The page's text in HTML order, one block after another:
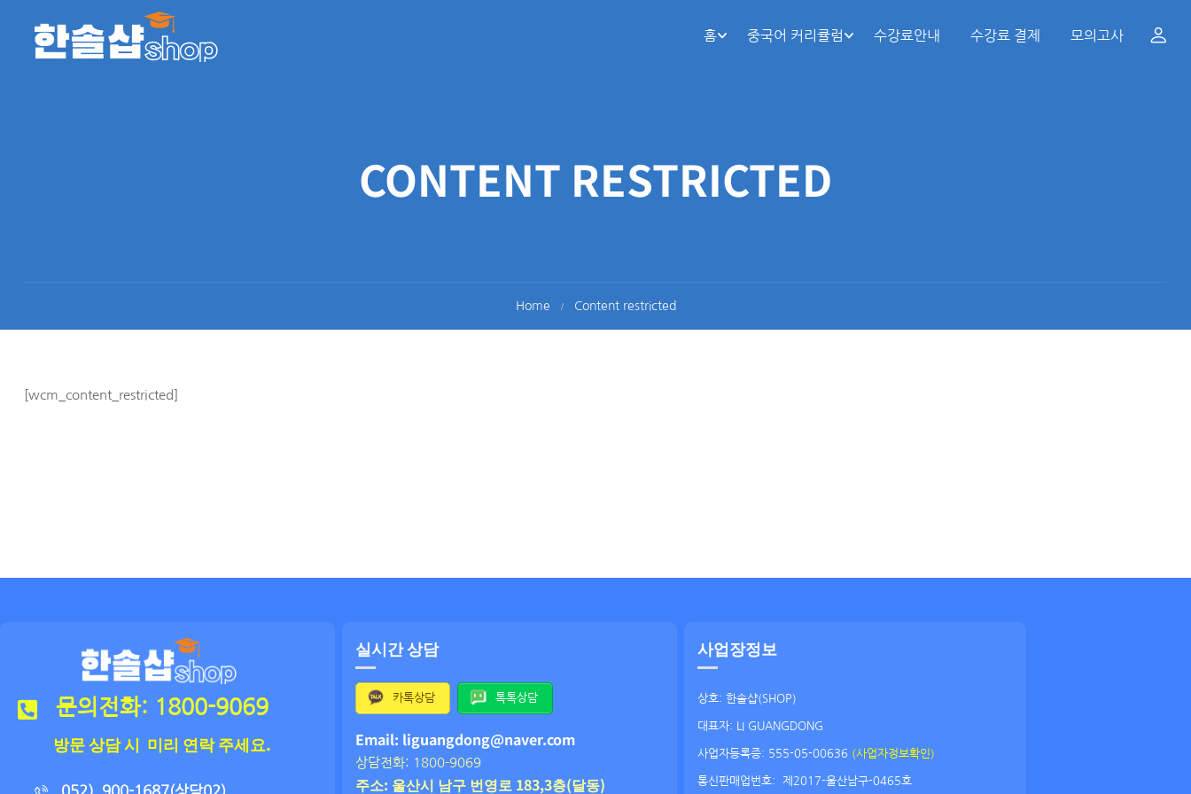
홈 중국어 커리큘럼 수강료안내 수강료 결제 모의고사
CONTENT RESTRICTED
Home Content restricted
[wcm_content_restricted]
문의전화: 1800-9069
방문 상담 시 미리 연락 주세요.
052）900-1687(상담02)
실시간 상담
카톡상담 톡톡상담
Email: liguangdong@naver.com
상담전화: 1800-9069
주소: 울산시 남구 번영로 183,3층(달동)
사업장정보
상호: 한솔샵(SHOP)
대표자: LI GUANGDONG
사업자등록증: 555-05-00636 (사업자정보확인)
통신판매업번호:제2017-울산남구-0465호